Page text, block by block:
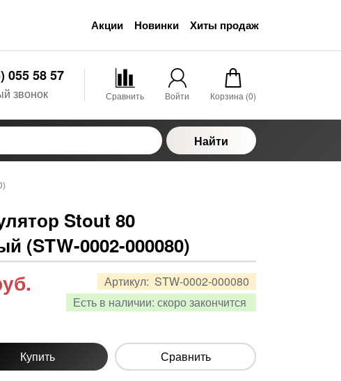
Акции Новинки Хиты продаж
055 58 57
звонок Сравнить Войти Корзина (0)
Найти
Stout 80
(STW-0002-000080)
Артикул: STW-0002-000080
Есть в наличии: скоро закончится
Купить Сравнить